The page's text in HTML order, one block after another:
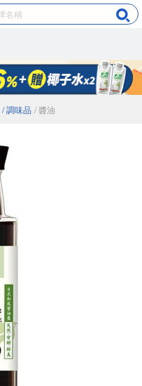
/ 調味品 / 醬油